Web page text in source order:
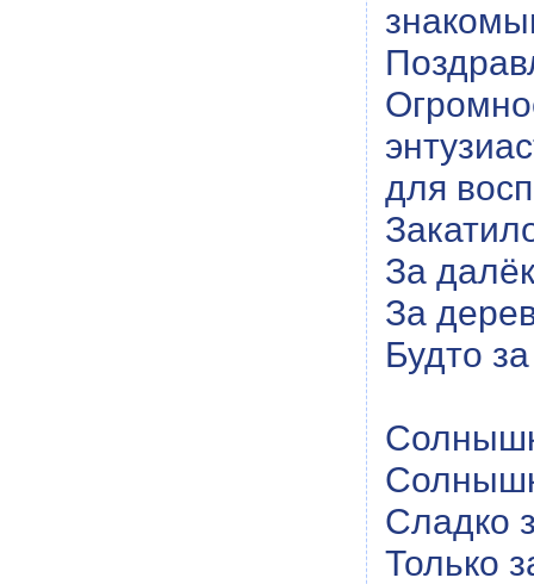
для
За
За
Будто
Сладко
Только